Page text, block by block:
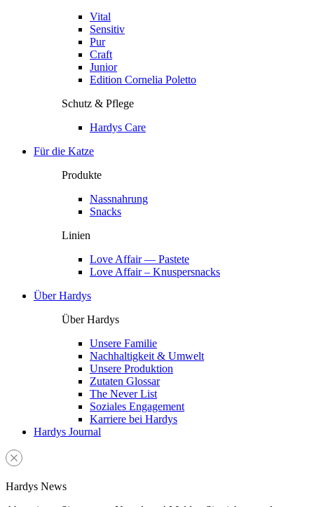
Vital
Sensitiv
Pur
Craft
Junior
Edition Cornelia Poletto
Schutz & Pflege
Hardys Care
Für die Katze
Produkte
Nassnahrung
Snacks
Linien
Love Affair — Pastete
Love Affair – Knuspersnacks
Über Hardys
Über Hardys
Unsere Familie
Nachhaltigkeit & Umwelt
Unsere Produktion
Zutaten Glossar
The Never List
Soziales Engagement
Karriere bei Hardys
Hardys Journal
Hardys News